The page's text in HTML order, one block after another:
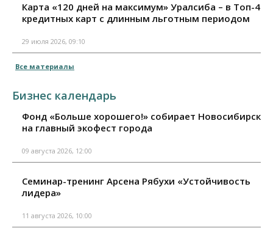
Карта «120 дней на максимум» Уралсиба – в Топ-4
кредитных карт с длинным льготным периодом
29 июля 2026, 09:10
Все материалы
Бизнес календарь
Фонд «Больше хорошего!» собирает Новосибирск
на главный экофест города
09 августа 2026, 12:00
Семинар-тренинг Арсена Рябухи «Устойчивость
лидера»
11 августа 2026, 10:00